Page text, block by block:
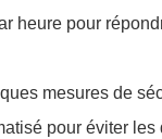
heure pour
mesures de
pour éviter